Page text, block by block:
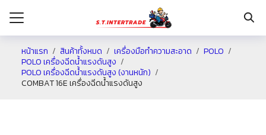
หน้าแรก สินค้าทั้งหมด เครื่องมือทำความสะอาด
POLO
POLO เครื่องฉีดน้ำแรงดันสูง
POLO เครื่องฉีดน้ำแรงดันสูง (งานหนัก)
COMBAT 16E เครื่องฉีดน้ำแรงดันสูง